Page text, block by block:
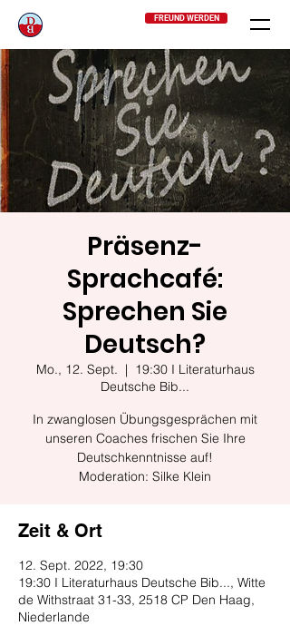
FREUND WERDEN
Präsenz-
Sprachcafé:
Sprechen Sie
Deutsch?
Mo., 12. Sept.
  |
19:30 I Literaturhaus
Deutsche Bib...
In zwanglosen Übungsgesprächen mit
unseren Coaches frischen Sie Ihre
Deutschkenntnisse auf!
Moderation: Silke Klein
Zeit & Ort
12. Sept. 2022, 19:30
19:30 I Literaturhaus Deutsche Bib..., Witte
de Withstraat 31-33, 2518 CP Den Haag,
Niederlande